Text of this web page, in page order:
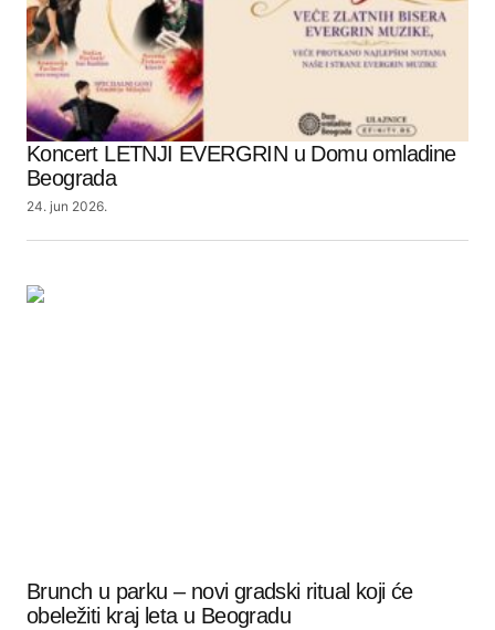
Koncert LETNJI EVERGRIN u Domu omladine
Beograda
24. jun 2026.
Brunch u parku – novi gradski ritual koji će
obeležiti kraj leta u Beogradu